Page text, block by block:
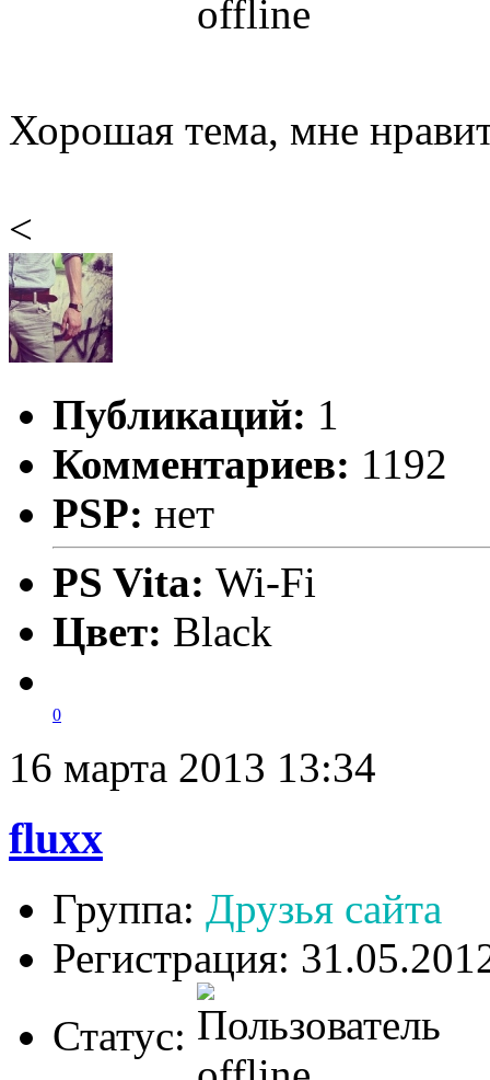
Хорошая тема, мне
<
Публикаций: 1
Комментариев: 1192
PSP: нет
PS Vita: Wi-Fi
Цвет: Black
0
16 марта 2013 13:34
fluxx
Группа: Друзья сайта
Регистрация:
Статус: